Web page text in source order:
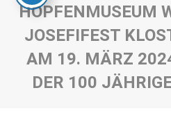
HOPFENMUSEUM
JOSEFIFEST
AM 19. MÄRZ
DER 100